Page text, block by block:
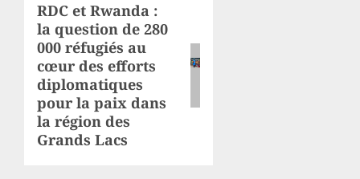
Article
suivant:
RDC et Rwanda :
la question de 280
000 réfugiés au
cœur des efforts
diplomatiques
pour la paix dans
la région des
Grands Lacs